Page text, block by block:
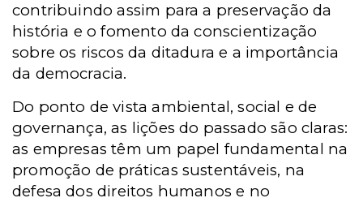
contribuindo assim para a preservação da
história e o fomento da conscientização
sobre os riscos da ditadura e a importância
da democracia.
Do ponto de vista ambiental, social e de
governança, as lições do passado são claras:
as empresas têm um papel fundamental na
promoção de práticas sustentáveis, na
defesa dos direitos humanos e no